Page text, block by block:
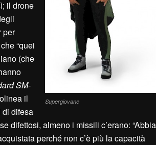
Supergiovane
il drone
per
che “quei
(che
SM-
il
di difesa
difettosi, almeno i missili c’erano:
perché non c’è più la capacità